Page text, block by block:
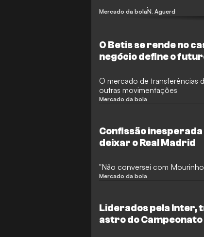
Mercado da bolaN. Aguerd
O Betis se rende no
negócio define o
O mercado de transferências
outras movimentações
Mercado da bola
Confissão
deixar o Real Madrid
"Não conversei com
Mercado da bola
Liderados pela Inter,
astro do